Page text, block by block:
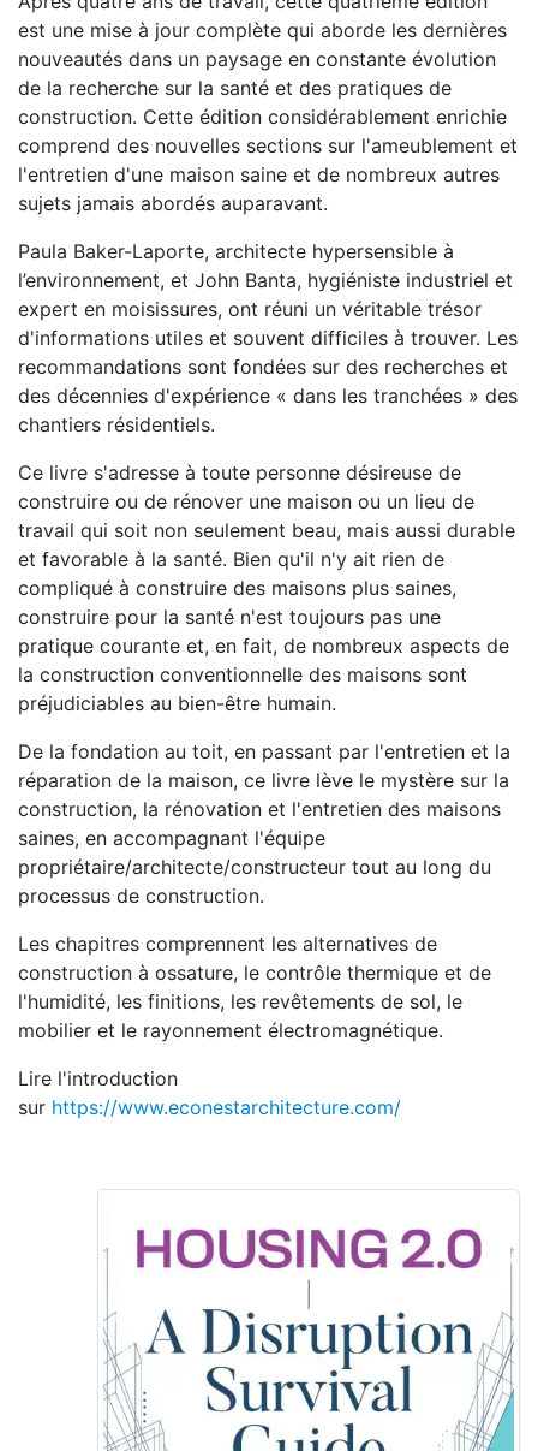
est une mise à jour complète qui aborde les dernières
nouveautés dans un paysage en constante évolution
de la recherche sur la santé et des pratiques de
construction. Cette édition considérablement enrichie
comprend des nouvelles sections sur l'ameublement et
l'entretien d'une maison saine et de nombreux autres
sujets jamais abordés auparavant.
Paula Baker-Laporte, architecte hypersensible à
l’environnement, et John Banta, hygiéniste industriel et
expert en moisissures, ont réuni un véritable trésor
d'informations utiles et souvent difficiles à trouver. Les
recommandations sont fondées sur des recherches et
des décennies d'expérience « dans les tranchées » des
chantiers résidentiels.
Ce livre s'adresse à toute personne désireuse de
construire ou de rénover une maison ou un lieu de
travail qui soit non seulement beau, mais aussi durable
et favorable à la santé. Bien qu'il n'y ait rien de
compliqué à construire des maisons plus saines,
construire pour la santé n'est toujours pas une
pratique courante et, en fait, de nombreux aspects de
la construction conventionnelle des maisons sont
préjudiciables au bien-être humain.
De la fondation au toit, en passant par l'entretien et la
réparation de la maison, ce livre lève le mystère sur la
construction, la rénovation et l'entretien des maisons
saines, en accompagnant l'équipe
propriétaire/architecte/constructeur tout au long du
processus de construction.
Les chapitres comprennent les alternatives de
construction à ossature, le contrôle thermique et de
l'humidité, les finitions, les revêtements de sol, le
mobilier et le rayonnement électromagnétique.
Lire l'introduction
sur https://www.econestarchitecture.com/